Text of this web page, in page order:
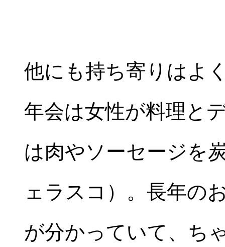
他にも持ち寄りはよ
年会は女性が料理と
は肉やソーセージを
ェラスコ）。長年の
が分かっていて、ち